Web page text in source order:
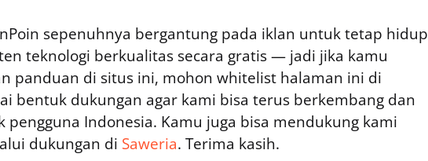
sepenuhnya bergantung pada iklan untuk tetap hidup
teknologi berkualitas secara gratis — jadi jika kamu
panduan di situs ini, mohon whitelist halaman ini di
bentuk dukungan agar kami bisa terus berkembang dan
pengguna Indonesia. Kamu juga bisa mendukung kami
dukungan di Saweria. Terima kasih.